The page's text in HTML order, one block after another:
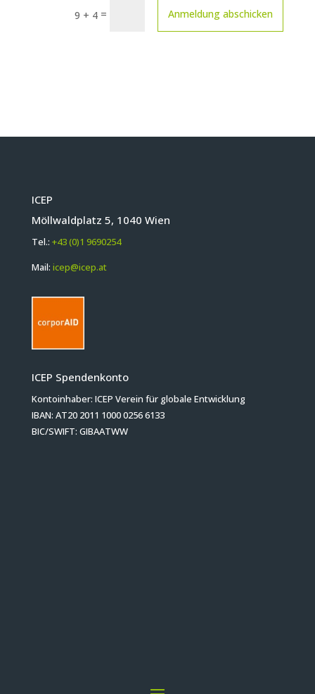
9 + 4 = Anmeldung abschicken
ICEP
Möllwaldplatz 5, 1040 Wien
Tel.: +43 (0)1 9690254
Mail: icep@icep.at
ICEP Spendenkonto
Kontoinhaber: ICEP Verein für globale Entwicklung
IBAN: AT20 2011 1000 0256 6133
BIC/SWIFT: GIBAATWW